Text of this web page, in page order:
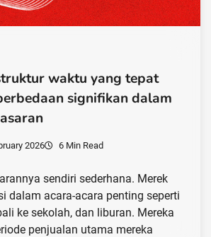
waktu yang tepat
signifikan dalam
2026 6 Min Read
sendiri sederhana. Merek
dalam acara-acara penting seperti
ke sekolah, dan liburan. Mereka
penjualan utama mereka